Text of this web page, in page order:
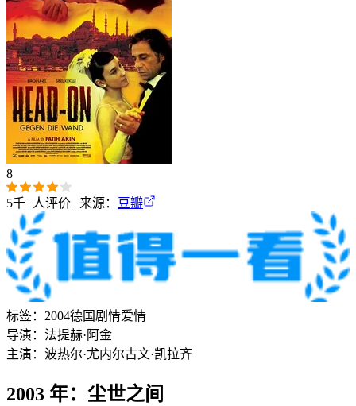
8
5千+人评价 | 来源： 豆瓣
标签： 2004德国 剧情爱情
导演： 法提赫·阿金
主演： 波热尔·尤内尔古文·凯拉齐
2003 年：尘世之间